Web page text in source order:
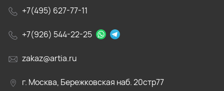
+7(495) 627-77-11
+7(926) 544-22-25
zakaz@artia.ru
г. Москва, Бережковская наб. 20стр77